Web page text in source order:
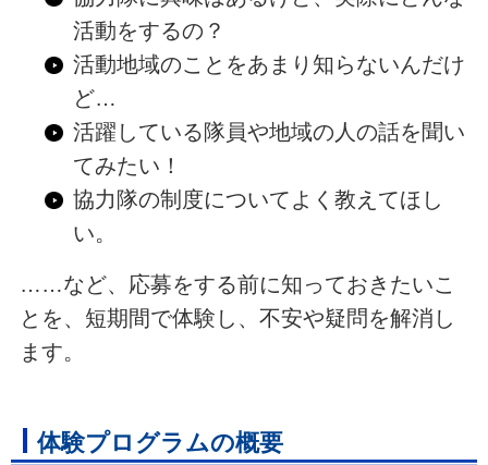
活動をするの？
活動地域のことをあまり知らないんだけ
ど…
活躍している隊員や地域の人の話を聞い
てみたい！
協力隊の制度についてよく教えてほし
い。
……など、応募をする前に知っておきたいこ
とを、短期間で体験し、不安や疑問を解消し
ます。
体験プログラムの概要